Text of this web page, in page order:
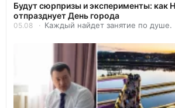
Будут сюрпризы и эксперименты: как
отпразднует День города
05.08 Каждый найдет занятие по душе.